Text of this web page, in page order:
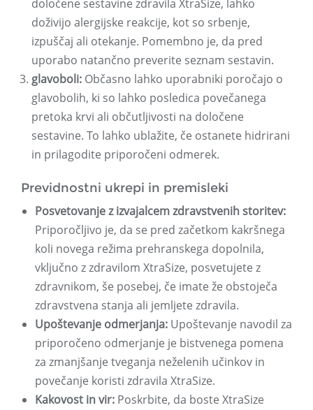
določene sestavine zdravila XtraSize, lahko
doživijo alergijske reakcije, kot so srbenje,
izpuščaj ali otekanje. Pomembno je, da pred
uporabo natančno preverite seznam sestavin.
glavoboli: Občasno lahko uporabniki poročajo o
glavobolih, ki so lahko posledica povečanega
pretoka krvi ali občutljivosti na določene
sestavine. To lahko ublažite, če ostanete hidrirani
in prilagodite priporočeni odmerek.
Previdnostni ukrepi in premisleki
Posvetovanje z izvajalcem zdravstvenih storitev:
Priporočljivo je, da se pred začetkom kakršnega
koli novega režima prehranskega dopolnila,
vključno z zdravilom XtraSize, posvetujete z
zdravnikom, še posebej, če imate že obstoječa
zdravstvena stanja ali jemljete zdravila.
Upoštevanje odmerjanja: Upoštevanje navodil za
priporočeno odmerjanje je bistvenega pomena
za zmanjšanje tveganja neželenih učinkov in
povečanje koristi zdravila XtraSize.
Kakovost in vir: Poskrbite, da boste XtraSize